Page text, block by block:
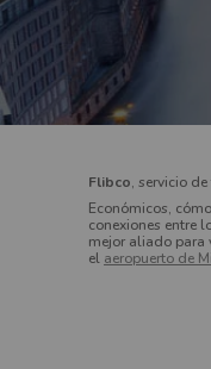
Flibco, servicio
Económicos,
conexiones entre
mejor aliado para
el aeropuerto de